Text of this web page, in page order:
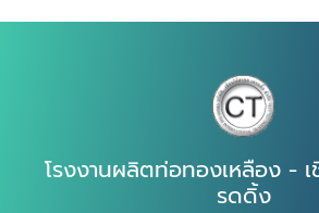
โรงงานผลิตท่อทองเหลือง - เ
รดดิ้ง